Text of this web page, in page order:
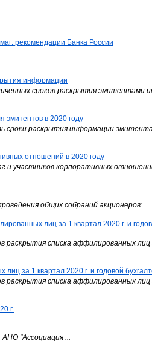
рекомендации Банка России
информации
сроков раскрытия эмитентами
эмитентов в 2020 году
сроки раскрытия информации
отношений в 2020 году
участников корпоративных
общих собраний акционеров:
лиц за 1 квартал 2020 г. и
раскрытия списка аффилированных лиц
за 1 квартал 2020 г. и годовой
раскрытия списка аффилированных лиц
г.
"Ассоциация ...